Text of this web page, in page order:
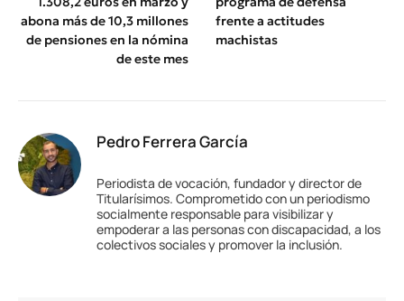
abona más de 10,3 millones
de pensiones en la nómina
de este mes
frente a actitudes
machistas
Pedro Ferrera García
Periodista de vocación, fundador y director de
Titularísimos. Comprometido con un periodismo
socialmente responsable para visibilizar y
empoderar a las personas con discapacidad, a los
colectivos sociales y promover la inclusión.